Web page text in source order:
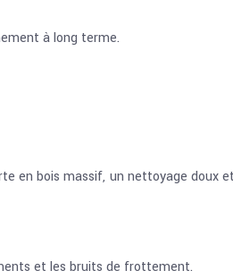
à long terme.
bois massif, un nettoyage doux
et les bruits de frottement.